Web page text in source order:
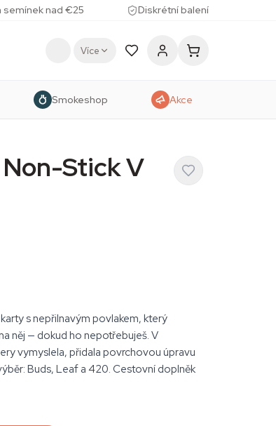
semínek nad €25 Diskrétní balení
Více
Smokeshop Akce
Stick V
s nepřilnavým povlakem, který
něj — dokud ho nepotřebuješ. V
vymyslela, přidala povrchovou úpravu
Buds, Leaf a 420. Cestovní doplněk